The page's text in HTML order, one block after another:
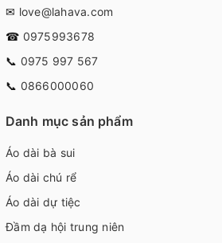
✉ love@lahava.com
☎ 0975993678
📞 0975 997 567
📞 0866000060
Danh mục sản phẩm
Áo dài bà sui
Áo dài chú rể
Áo dài dự tiệc
Đầm dạ hội trung niên